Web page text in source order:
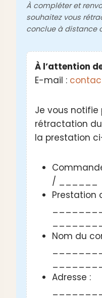
À compléter et
souhaitez vous
conclue à distance
À l’attention
E-mail :
Je vous
rétractation
la prestation
/ ______
Prestation
Nom du
Adresse :